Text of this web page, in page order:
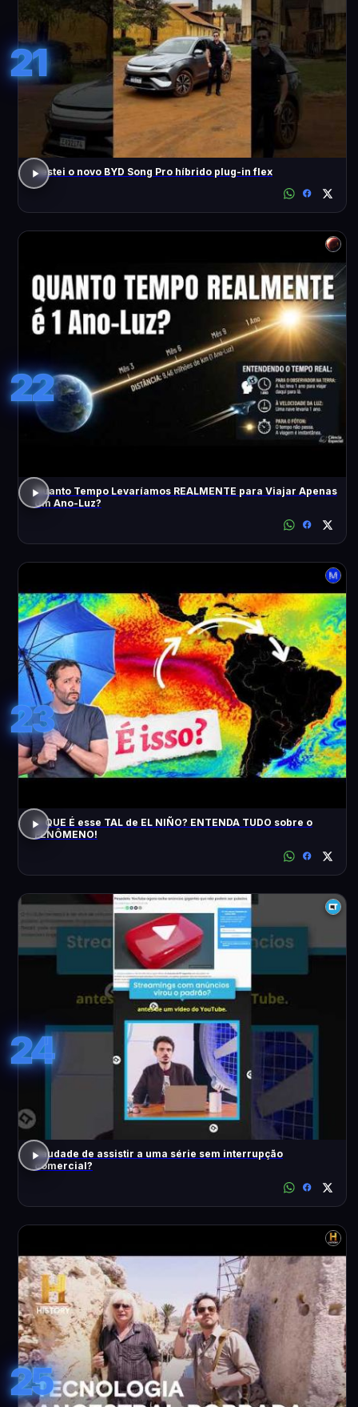
21
Testei o novo BYD Song Pro híbrido plug-in flex
22
Quanto Tempo Levaríamos REALMENTE para Viajar Apenas
Um Ano-Luz?
23
O QUE É esse TAL de EL NIÑO? ENTENDA TUDO sobre o
FENÔMENO!
24
Saudade de assistir a uma série sem interrupção
comercial?
25